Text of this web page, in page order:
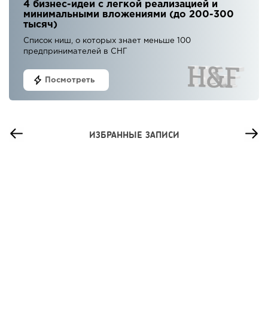
4 бизнес-идеи с легкой реализацией и
минимальными вложениями (до 200-300
тысяч)
Список ниш, о которых знает меньше 100
предпринимателей в СНГ
Посмотреть
ИЗБРАННЫЕ ЗАПИСИ